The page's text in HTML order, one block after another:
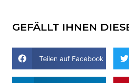
GEFÄLLT IHNEN
Teilen auf Facebook